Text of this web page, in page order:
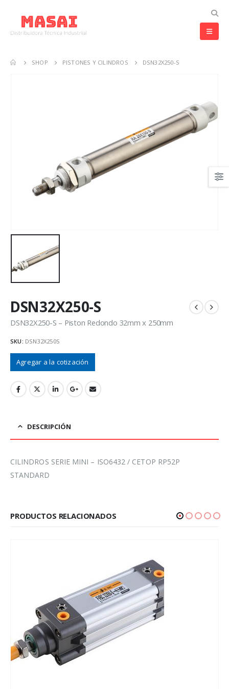
SHOP PISTONES Y CILINDROS DSN32X250-S
DSN32X250-S
DSN32X250-S – Piston Redondo 32mm x 250mm
SKU: DSN32X250S
Agregar a la cotización
DESCRIPCIÓN
CILINDROS SERIE MINI – ISO6432 / CETOP RP52P
STANDARD
PRODUCTOS RELACIONADOS